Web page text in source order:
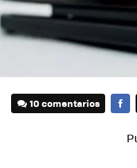
10 comentarios